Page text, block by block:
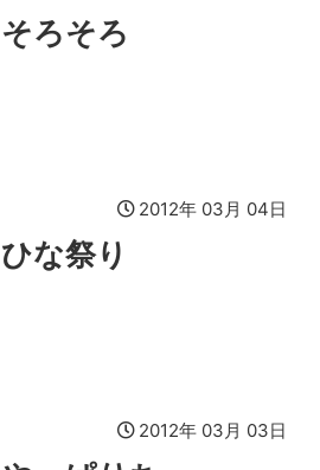
そろそろ
2012年 03月 04日
ひな祭り
2012年 03月 03日